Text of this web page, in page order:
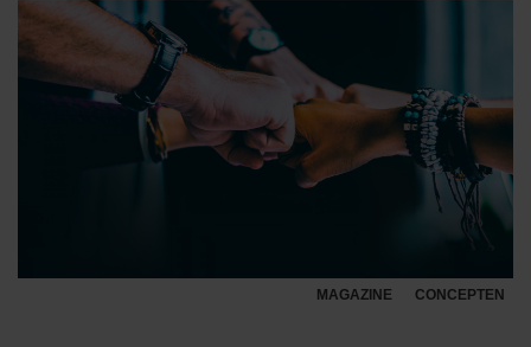
MAGAZINE CONCEPTEN